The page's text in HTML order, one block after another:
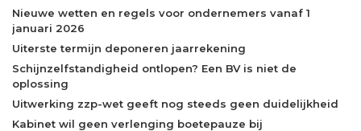
Nieuwe wetten en regels voor ondernemers vanaf 1
januari 2026
Uiterste termijn deponeren jaarrekening
Schijnzelfstandigheid ontlopen? Een BV is niet de
oplossing
Uitwerking zzp-wet geeft nog steeds geen duidelijkheid
Kabinet wil geen verlenging boetepauze bij